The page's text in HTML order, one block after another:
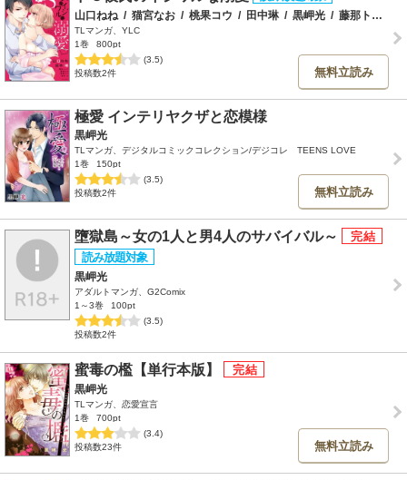
山口ねね / 猫宮なお / 桃果コウ / 田中琳 / 黒岬光 / 藤那トムヲ
TLマンガ、YLC
1巻
800pt
(3.5)
投稿数2件
無料立読み
極愛 インテリヤクザと恋模様
黒岬光
TLマンガ、デジタルコミックコレクション/デジコレ TEENS LOVE
1巻
150pt
(3.5)
投稿数2件
無料立読み
墮獄島～女の1人と男4人のサバイバル～
黒岬光
アダルトマンガ、G2Comix
1～3巻
100pt
(3.5)
投稿数2件
蜜毒の檻【単行本版】
黒岬光
TLマンガ、恋愛宣言
1巻
700pt
(3.4)
投稿数23件
無料立読み